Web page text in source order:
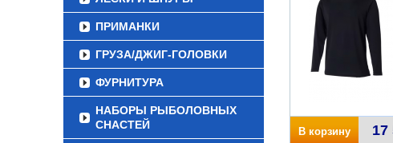
ПРИМАНКИ
ГРУЗА/ДЖИГ-ГОЛОВКИ
ФУРНИТУРА
НАБОРЫ РЫБОЛОВНЫХ
СНАСТЕЙ
В корзину 17